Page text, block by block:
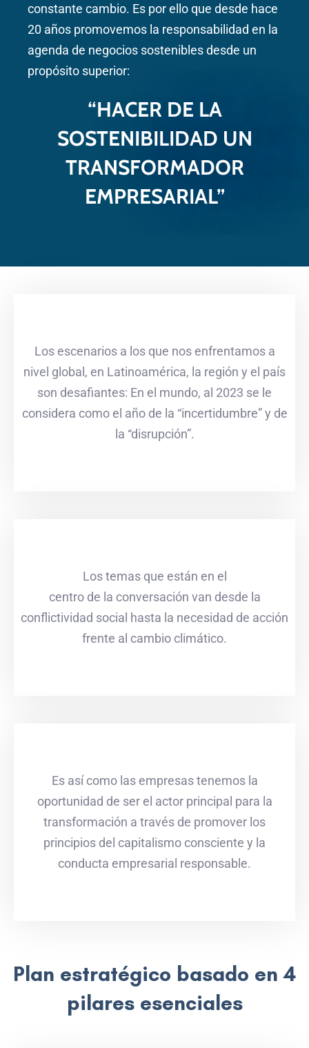
constante cambio. Es por ello que desde hace
20 años promovemos la responsabilidad en la
agenda de negocios sostenibles desde un
propósito superior:
“HACER DE LA
SOSTENIBILIDAD UN
TRANSFORMADOR
EMPRESARIAL”
Los escenarios a los que nos enfrentamos a
nivel global, en Latinoamérica, la región y el país
son desafiantes: En el mundo, al 2023 se le
considera como el año de la “incertidumbre” y de
la “disrupción”.
Los temas que están en el
centro de la conversación van desde la
conflictividad social hasta la necesidad de acción
frente al cambio climático.
Es así como las empresas tenemos la
oportunidad de ser el actor principal para la
transformación a través de promover los
principios del capitalismo consciente y la
conducta empresarial responsable.
Plan estratégico basado en 4
pilares esenciales